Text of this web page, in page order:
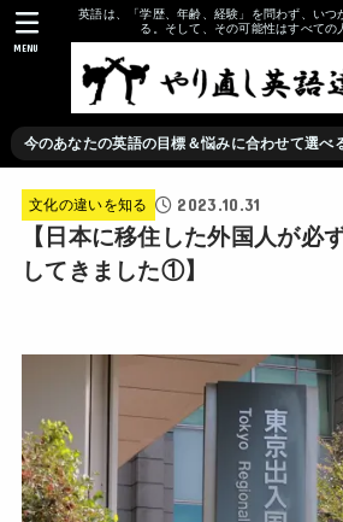
英語は、「学歴、年齢、経験」を問わず、いつ
る。そして、その可能性はすべての
今のあなたの英語の目標＆悩みに合わせて選べ
MENU
文化の違いを知る 2023.10.31
【日本に移住した外国人が必
してきました①】